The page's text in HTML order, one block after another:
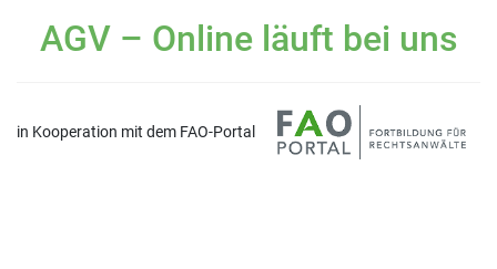
AGV – Online läuft bei uns
in Kooperation mit dem FAO-Portal